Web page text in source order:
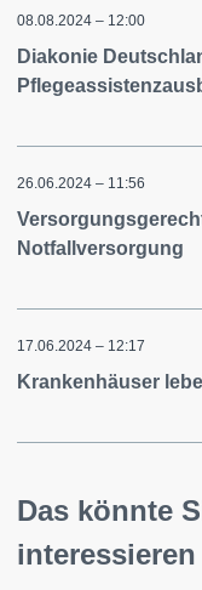
08.08.2024 – 12:00
Diakonie
26.06.2024 – 11:56
Notfallversorgung
17.06.2024 – 12:17
Krankenhäuser
Das könnte
interessieren